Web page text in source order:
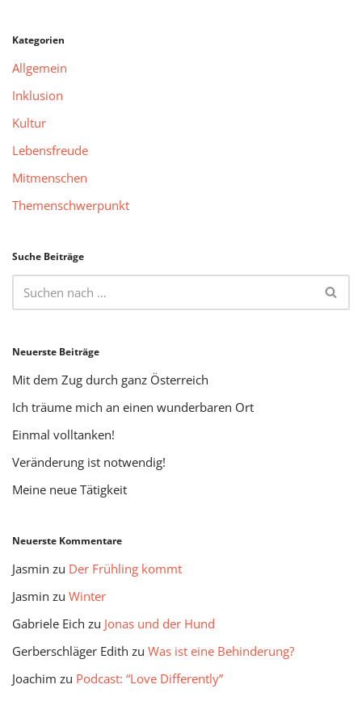
Kategorien
Allgemein
Inklusion
Kultur
Lebensfreude
Mitmenschen
Themenschwerpunkt
Suche Beiträge
Neuerste Beiträge
Mit dem Zug durch ganz Österreich
Ich träume mich an einen wunderbaren Ort
Einmal volltanken!
Veränderung ist notwendig!
Meine neue Tätigkeit
Neuerste Kommentare
Jasmin zu Der Frühling kommt
Jasmin zu Winter
Gabriele Eich zu Jonas und der Hund
Gerberschläger Edith zu Was ist eine Behinderung?
Joachim zu Podcast: “Love Differently”